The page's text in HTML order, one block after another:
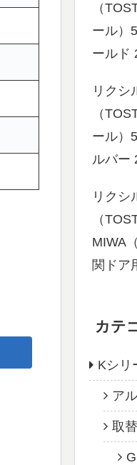
（
ール）
ールド
リクシ
（
ール）
ルバー
リクシ
（
MIWA
関ドア
カテ
Kシリ
ア
取